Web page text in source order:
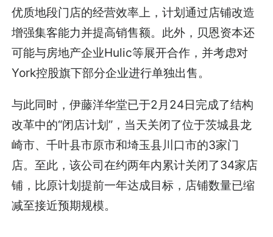
优质地段门店的经营效率上，计划通过店铺改造
增强集客能力并提高销售额。此外，贝恩资本还
可能与房地产企业Hulic等展开合作，并考虑对
York控股旗下部分企业进行单独出售。
与此同时，伊藤洋华堂已于2月24日完成了结构
改革中的“闭店计划”，当天关闭了位于茨城县龙
崎市、千叶县市原市和埼玉县川口市的3家门
店。至此，该公司在约两年内累计关闭了34家店
铺，比原计划提前一年达成目标，店铺数量已缩
减至接近预期规模。